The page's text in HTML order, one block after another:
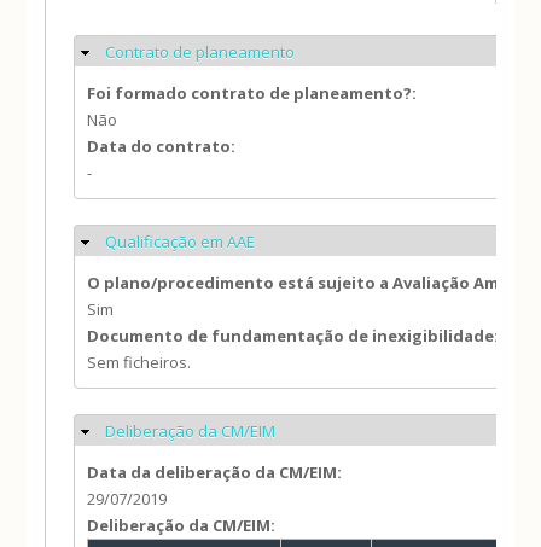
Ocultar
Contrato de planeamento
Foi formado contrato de planeamento?:
Não
Data do contrato:
-
Ocultar
Qualificação em AAE
O plano/procedimento está sujeito a Avaliação
Sim
Documento de fundamentação de inexigibilidade:
Sem ficheiros.
Ocultar
Deliberação da CM/EIM
Data da deliberação da CM/EIM:
29/07/2019
Deliberação da CM/EIM: